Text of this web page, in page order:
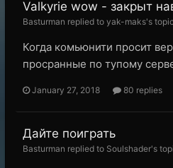
Valkyrie wow - закрыт
Basturman replied to yak-maks's
Когда комьюнити просит
просранные по тупому
January 27, 2018 80 replies
Дайте поиграть
Basturman replied to Soulshader's